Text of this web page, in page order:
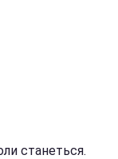
станеться.